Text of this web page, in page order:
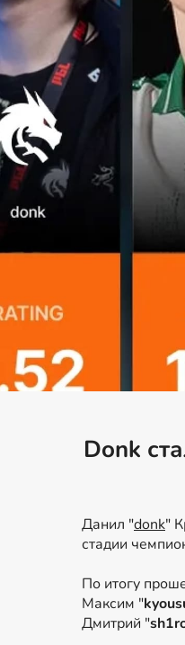
Donk
Данил "donk"
стадии
По итогу
Максим "
Дмитрий "